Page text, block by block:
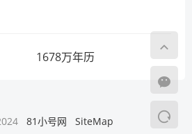
1678万年历
81小号网 SiteMap